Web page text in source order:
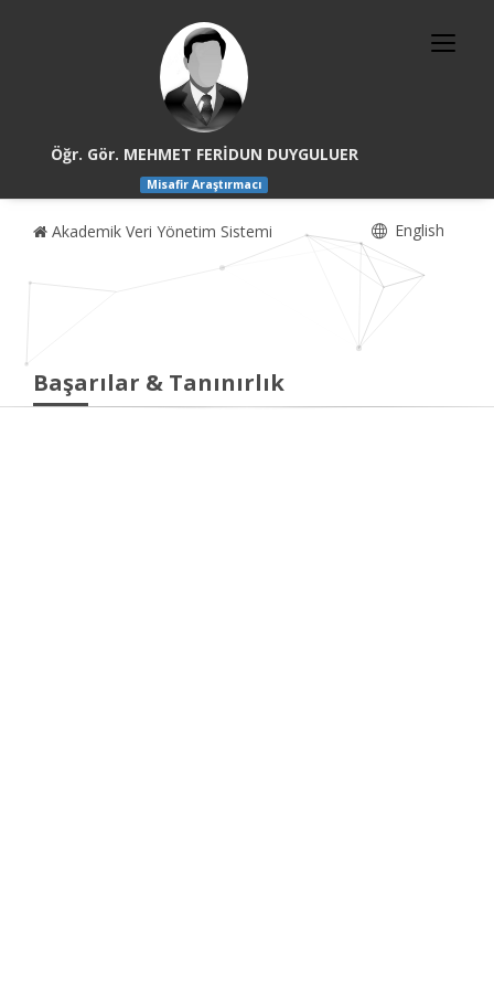
Öğr. Gör. MEHMET FERİDUN DUYGULUER
Misafir Araştırmacı
Akademik Veri Yönetim Sistemi English
Başarılar & Tanınırlık